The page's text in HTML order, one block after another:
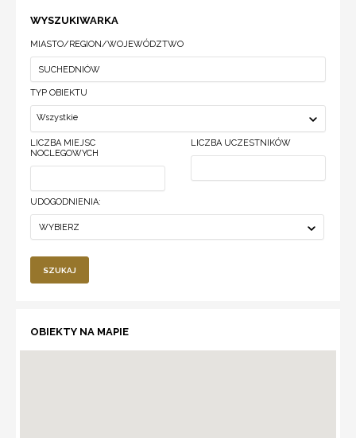
WYSZUKIWARKA
MIASTO/REGION/WOJEWÓDZTWO
TYP OBIEKTU
Wszystkie
LICZBA MIEJSC
NOCLEGOWYCH
LICZBA UCZESTNIKÓW
UDOGODNIENIA:
WYBIERZ
SZUKAJ
OBIEKTY NA MAPIE